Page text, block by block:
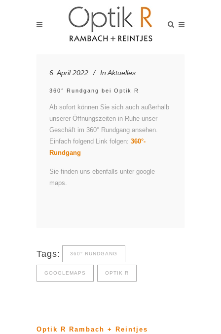
6. April 2022 In Aktuelles
360° Rundgang bei Optik R
Ab sofort können Sie sich auch außerhalb
unserer Öffnungszeiten in Ruhe unser
Geschäft im 360° Rundgang ansehen.
Einfach folgend Link folgen: 360°-
Rundgang
Sie finden uns ebenfalls unter google
maps.
Tags: 360° RUNDGANG
GOOGLEMAPS OPTIK R
Optik R Rambach + Reintjes